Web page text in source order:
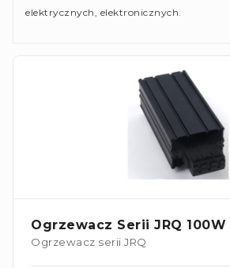
elektrycznych, elektronicznych.
Ogrzewacz Serii JRQ 100W
Ogrzewacz serii JRQ